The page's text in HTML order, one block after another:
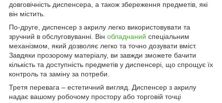
довговічність диспенсера, а також збереження предметів, які
він містить.
По-друге, диспенсер з акрилу легко використовувати та
зручний в обслуговуванні. Він обладнаний спеціальним
механізмом, який дозволяє легко та точно дозувати вміст.
Завдяки прозорому матеріалу, ви завжди зможете бачити
кількість та доступність предметів у диспенсері, що спрощує їх
контроль та заміну за потреби.
Третя перевага – естетичний вигляд. Диспенсер з акрилу
надає вашому робочому простору або торговій точці